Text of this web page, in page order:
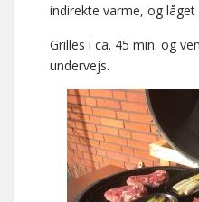
indirekte varme, og låget
Grilles i ca. 45 min. og
undervejs.